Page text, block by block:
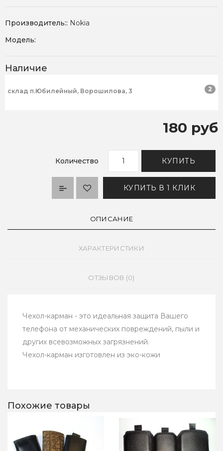
Производитель:: Nokia
Модель:
Наличие
склад п.Юбилейный, Ворошилова, 3 2
180 руб
Количество КУПИТЬ
КУПИТЬ В 1 КЛИК
ОПИСАНИЕ
ХАРАКТЕРИСТИКИ
ОТЗЫВОВ (0)
Чехол-карман - это идеальная защита Вашего
телефона от механических повреждений, пыли и
других всевозможных загрязнений.
Чехол-карман изготовлен из эко-кожи
Похожие товары